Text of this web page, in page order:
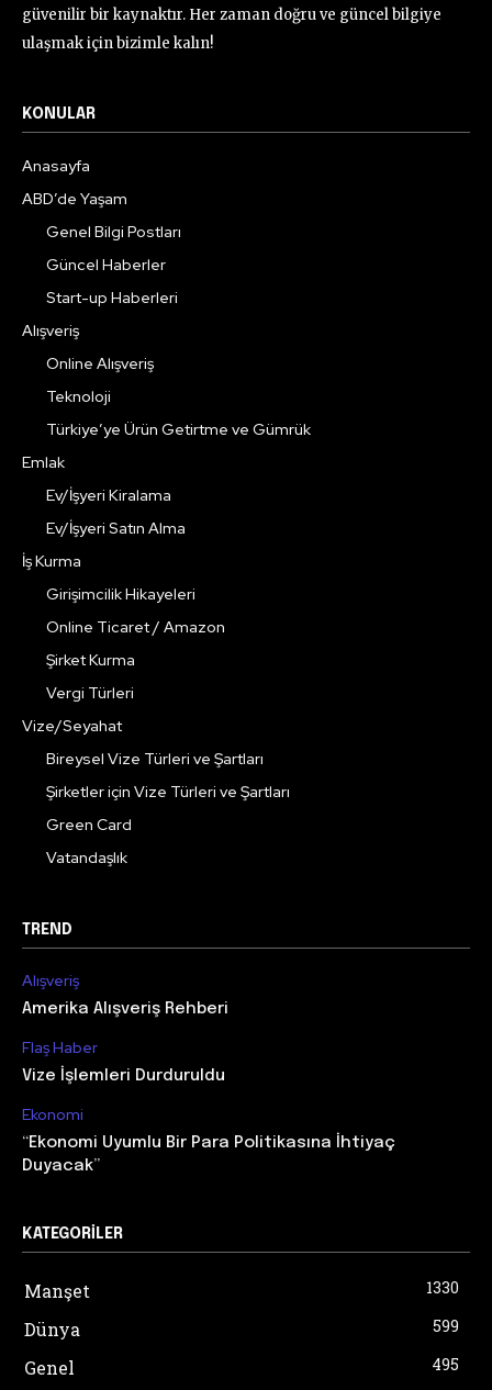
güvenilir bir kaynaktır. Her zaman doğru ve güncel bilgiye
ulaşmak için bizimle kalın!
KONULAR
Anasayfa
ABD’de Yaşam
Genel Bilgi Postları
Güncel Haberler
Start-up Haberleri
Alışveriş
Online Alışveriş
Teknoloji
Türkiye’ye Ürün Getirtme ve Gümrük
Emlak
Ev/İşyeri Kiralama
Ev/İşyeri Satın Alma
İş Kurma
Girişimcilik Hikayeleri
Online Ticaret / Amazon
Şirket Kurma
Vergi Türleri
Vize/Seyahat
Bireysel Vize Türleri ve Şartları
Şirketler için Vize Türleri ve Şartları
Green Card
Vatandaşlık
TREND
Alışveriş
Amerika Alışveriş Rehberi
Flaş Haber
Vize İşlemleri Durduruldu
Ekonomi
“Ekonomi Uyumlu Bir Para Politikasına İhtiyaç
Duyacak”
KATEGORILER
Manşet 1330
Dünya 599
Genel 495